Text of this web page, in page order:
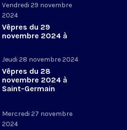
Vendredi 29 novembre
2024
Vêpres du 29
novembre 2024 à
Jeudi 28 novembre 2024
Vêpres du 28
novembre 2024 à
Saint-Germain
Mercredi 27 novembre
2024